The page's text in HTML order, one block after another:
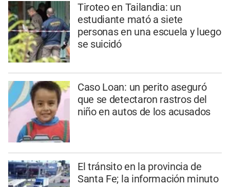
Tiroteo en Tailandia: un
estudiante mató a siete
personas en una escuela y luego
se suicidó
Caso Loan: un perito aseguró
que se detectaron rastros del
niño en autos de los acusados
El tránsito en la provincia de
Santa Fe; la información minuto